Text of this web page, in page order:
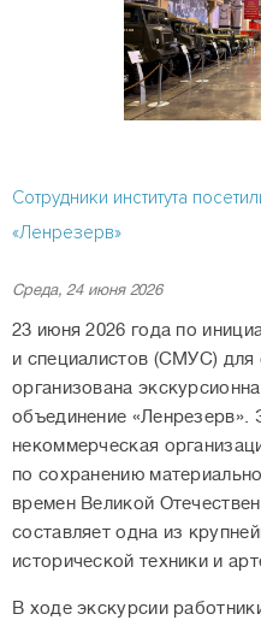
Сотрудники института
«Ленрезерв»
Среда, 24 июня 2026
23 июня 2026 года по
и специалистов (СМУС) для
организована
объединение «Ленрезерв».
некоммерческая
по сохранению
времен Великой
составляет одна из
исторической техники и
В ходе экскурсии